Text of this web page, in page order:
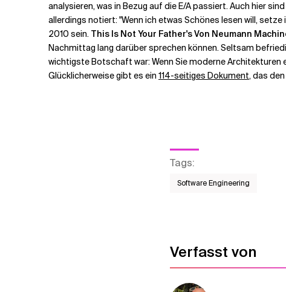
analysieren, was in Bezug auf die E/A passiert. Auch hier
allerdings notiert: "Wenn ich etwas Schönes lesen will,
2010 sein. This Is Not Your Father's Von Neumann
Nachmittag lang darüber sprechen können. Seltsam
wichtigste Botschaft war: Wenn Sie moderne
Glücklicherweise gibt es ein 114-seitiges Dokument, das
Tags:
Software Engineering
Verfasst von